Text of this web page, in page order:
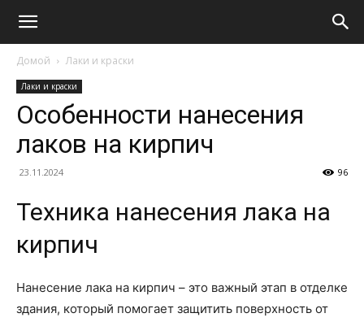
Домой Лаки и краски
Лаки и краски
Особенности нанесения
лаков на кирпич
23.11.2024 96
Техника нанесения лака на
кирпич
Нанесение лака на кирпич – это важный этап в отделке
здания, который помогает защитить поверхность от